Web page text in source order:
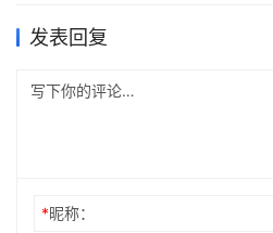
发表回复
*昵称：